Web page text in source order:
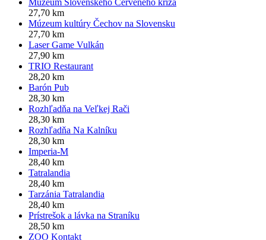
Múzeum Slovenského Červeného kríža
27,70 km
Múzeum kultúry Čechov na Slovensku
27,70 km
Laser Game Vulkán
27,90 km
TRIO Restaurant
28,20 km
Barón Pub
28,30 km
Rozhľadňa na Veľkej Rači
28,30 km
Rozhľadňa Na Kalníku
28,30 km
Imperia-M
28,40 km
Tatralandia
28,40 km
Tarzánia Tatralandia
28,40 km
Prístrešok a lávka na Straníku
28,50 km
ZOO Kontakt